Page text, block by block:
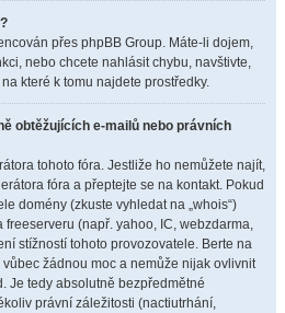
přes phpBB Group. Máte-li dojem,
nebo chcete nahlásit chybu, navštivte,
na které k tomu najdete prostředky.
obtěžujících e-mailů nebo právních
tohoto fóra. Jestliže ho nemůžete najít,
fóra a přeptejte se na kontakt. Pokud
domény (zkuste vyhledat na „whois“)
(např. yahoo, IC, webzdarma,
stížností tohoto provozovatele. Berte na
žádnou moc a nemůže nijak ovlivnit
Je tedy absolutně bezpředmětné
právní záležitosti (nactiutrhání,